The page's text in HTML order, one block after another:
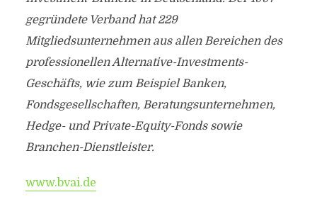
gegründete Verband hat 229
Mitgliedsunternehmen aus allen Bereichen des
professionellen Alternative-Investments-
Geschäfts, wie zum Beispiel Banken,
Fondsgesellschaften, Beratungsunternehmen,
Hedge- und Private-Equity-Fonds sowie
Branchen-Dienstleister.
www.bvai.de